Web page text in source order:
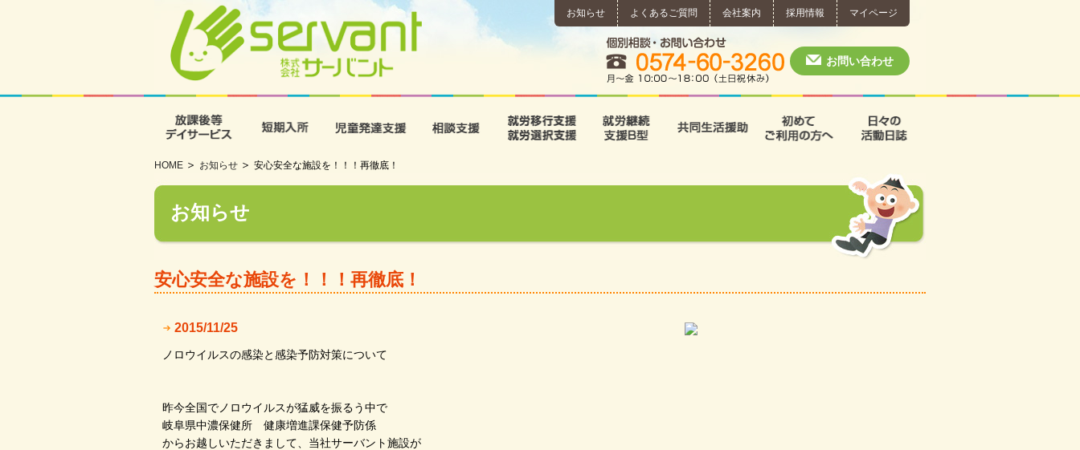
お知らせ よくあるご質問 会社案内 採用情報 マイページ
個別相談・お問い合わせ
お問い合わせ
相談支援 就労移行支援･就労選択支援
HOME お知らせ 安心安全な施設を！！！再徹底！
お知らせ
安心安全な施設を！！！再徹底！
2015/11/25
ノロウイルスの感染と感染予防対策について
昨今全国でノロウイルスが猛威を振るう中で
岐阜県中濃保健所 健康増進課保健予防係
からお越しいただきまして、当社サーバント施設が